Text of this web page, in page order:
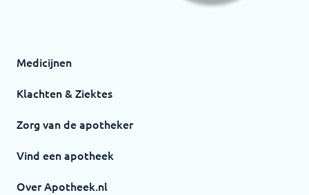
Medicijnen
Klachten & Ziektes
Zorg van de apotheker
Vind een apotheek
Over Apotheek.nl